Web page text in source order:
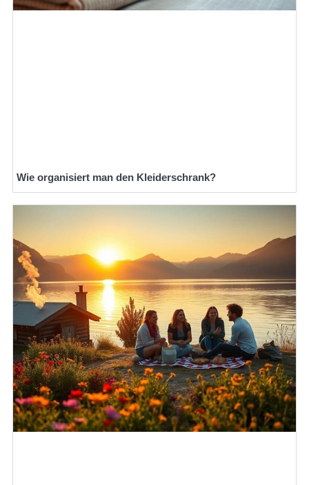
Wie organisiert man den Kleiderschrank?